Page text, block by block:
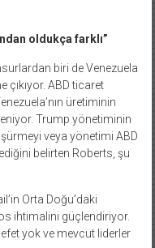
oldukça farklı”
biri de Venezuela
ABD ticaret
üretiminin
Trump yönetiminin
veya yönetimi ABD
belirten Roberts, şu
Orta Doğu’daki
ihtimalini güçlendiriyor.
yok ve mevcut liderler